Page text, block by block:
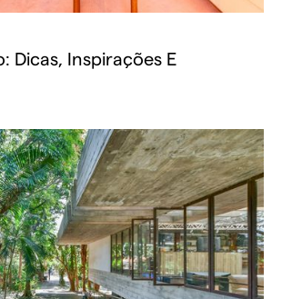
Dicas, Inspirações E